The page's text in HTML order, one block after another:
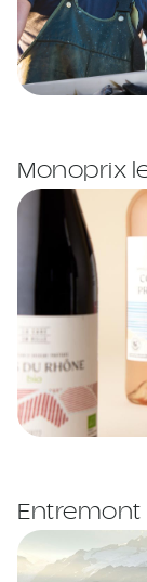
Monoprix
Entremont